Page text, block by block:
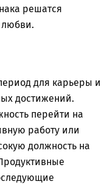
решатся
любви.
для карьеры и
достижений.
перейти на
работу или
должность на